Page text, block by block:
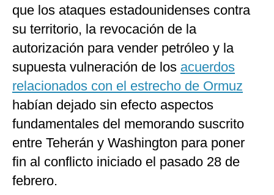
que los ataques estadounidenses contra
su territorio, la revocación de la
autorización para vender petróleo y la
supuesta vulneración de los acuerdos
relacionados con el estrecho de Ormuz
habían dejado sin efecto aspectos
fundamentales del memorando suscrito
entre Teherán y Washington para poner
fin al conflicto iniciado el pasado 28 de
febrero.